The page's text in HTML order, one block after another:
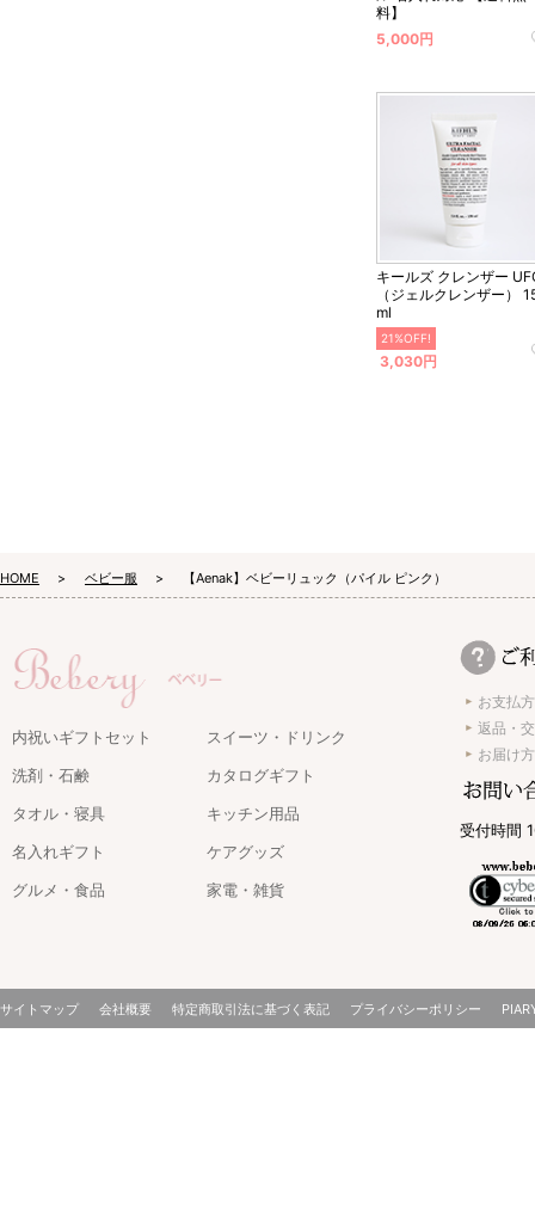
料】
5,000円
キールズ クレンザー
（ジェルクレンザー）
ml
21%OFF!
3,030円
HOME ベビー服 【Aenak】ベビーリュック（パイル ピンク）
内祝いギフトセット
スイーツ・ドリンク
洗剤・石鹸
カタログギフト
タオル・寝具
キッチン用品
名入れギフト
ケアグッズ
グルメ・食品
家電・雑貨
お支払
返品・
お届け
受付時間
サイトマップ 会社概要 特定商取引法に基づく表記 プライバシーポリシー